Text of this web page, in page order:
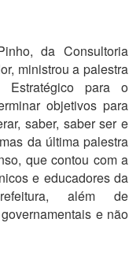
da Consultoria
ministrou a palestra
Estratégico para o
objetivos para
saber, saber ser e
da última palestra
que contou com a
e educadores da
além de
e não